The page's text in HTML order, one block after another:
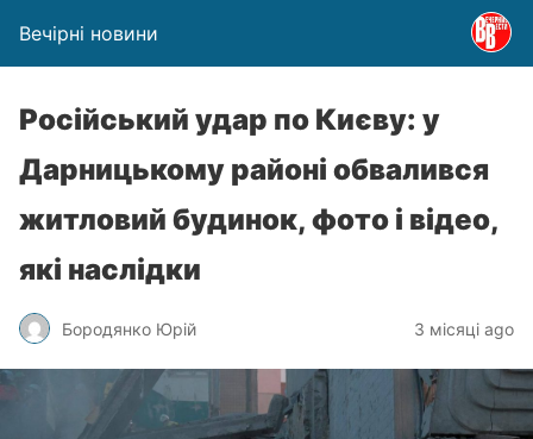
Вечірні новини
Російський удар по Києву: у
Дарницькому районі обвалився
житловий будинок, фото і відео,
які наслідки
Бородянко Юрій 3 місяці ago